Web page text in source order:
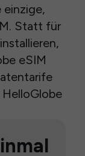
einzige,
Statt für
eSIM